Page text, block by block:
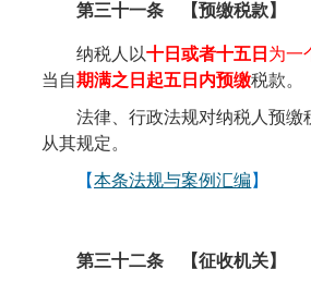
第三十一条 【预缴税款】
纳税人以十日或者十五日 为一
当自期满之日起五日内预缴税款。
法律、行政法规对纳税人预缴
从其规定。
【本条法规与案例汇编 】
第三十二条 【征收机关】